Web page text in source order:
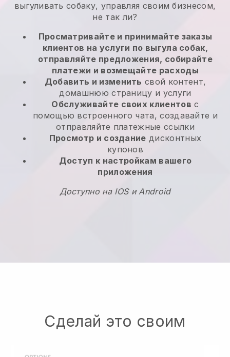
выгуливать собаку, управляя своим бизнесом,
не так ли?
Просматривайте и принимайте заказы
клиентов на услуги по выгула собак,
отправляйте предложения, собирайте
платежи и возмещайте расходы
Добавить и изменить свой контент,
домашнюю страницу и услуги
Обслуживайте своих клиентов с
помощью встроенного чата, создавайте и
отправляйте платежные ссылки
Просмотр и создание дисконтных
купонов
Доступ к настройкам вашего
приложения
Доступно на IOS и Android
Сделай это своим